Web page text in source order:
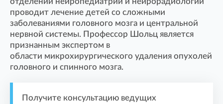
проводит лечение детей со сложными
заболеваниями головного мозга и центральной
нервной системы. Профессор Шольц является
признанным экспертом в
области микрохирургического удаления опухолей
головного и спинного мозга.
Получите консультацию ведущих